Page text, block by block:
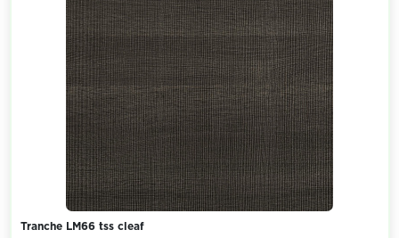
Tranche LM66 tss cleaf